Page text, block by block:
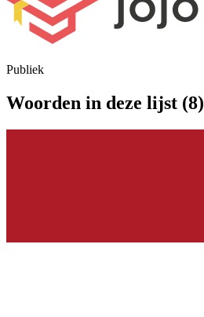
Publiek
Woorden in deze lijst (8)